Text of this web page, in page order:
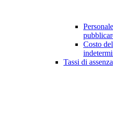
Costo
Tassi di assenza